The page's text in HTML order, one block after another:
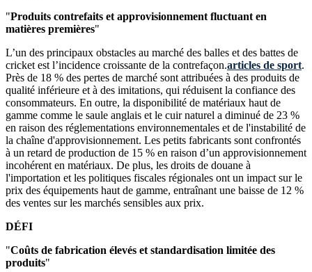
"Produits contrefaits et approvisionnement fluctuant en
matières premières"
L’un des principaux obstacles au marché des balles et des battes de
cricket est l’incidence croissante de la contrefaçon.articles de sport.
Près de 18 % des pertes de marché sont attribuées à des produits de
qualité inférieure et à des imitations, qui réduisent la confiance des
consommateurs. En outre, la disponibilité de matériaux haut de
gamme comme le saule anglais et le cuir naturel a diminué de 23 %
en raison des réglementations environnementales et de l'instabilité de
la chaîne d'approvisionnement. Les petits fabricants sont confrontés
à un retard de production de 15 % en raison d’un approvisionnement
incohérent en matériaux. De plus, les droits de douane à
l'importation et les politiques fiscales régionales ont un impact sur le
prix des équipements haut de gamme, entraînant une baisse de 12 %
des ventes sur les marchés sensibles aux prix.
DÉFI
"Coûts de fabrication élevés et standardisation limitée des
produits"